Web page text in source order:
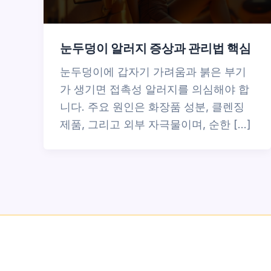
눈두덩이 알러지 증상과 관리법 핵심
눈두덩이에 갑자기 가려움과 붉은 부기
가 생기면 접촉성 알러지를 의심해야 합
니다. 주요 원인은 화장품 성분, 클렌징
제품, 그리고 외부 자극물이며, 순한 […]